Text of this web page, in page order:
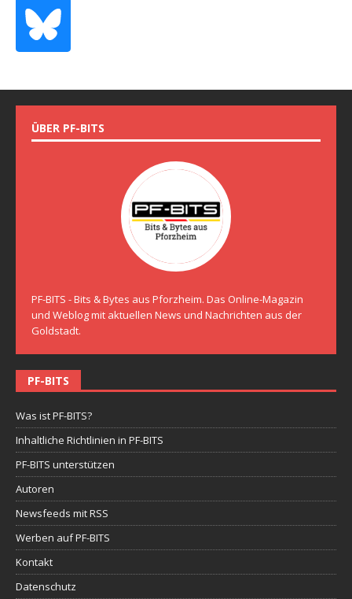
ÜBER PF-BITS
PF-BITS - Bits & Bytes aus Pforzheim. Das Online-Magazin
und Weblog mit aktuellen News und Nachrichten aus der
Goldstadt.
PF-BITS
Was ist PF-BITS?
Inhaltliche Richtlinien in PF-BITS
PF-BITS unterstützen
Autoren
Newsfeeds mit RSS
Werben auf PF-BITS
Kontakt
Datenschutz